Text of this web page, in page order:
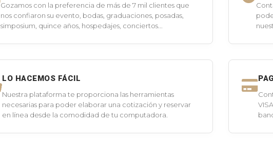
Gozamos con la preferencia de más de 7 mil clientes que
nos confiaron su evento, bodas, graduaciones, posadas,
simposium, quince años, hospedajes, conciertos...
LO HACEMOS FÁCIL
Nuestra plataforma te proporciona las herramientas
necesarias para poder elaborar una cotización y reservar
en línea desde la comodidad de tu computadora.